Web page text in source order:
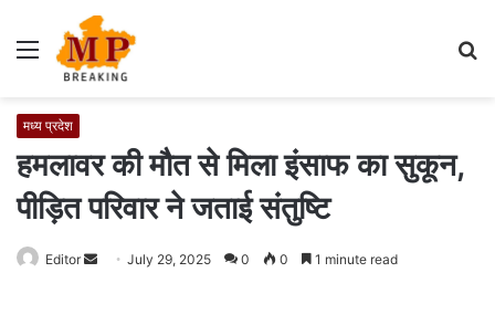
Menu
मध्य प्रदेश
हमलावर की मौत से मिला इंसाफ का सुकून,
पीड़ित परिवार ने जताई संतुष्टि
Editor July 29, 2025 0 0 1 minute read